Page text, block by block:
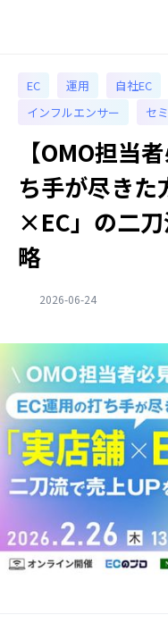
EC 運用 自社EC
インフルエンサー
セ
【OMO担当
ち手が尽きた
×EC」の二
略
2026-06-24